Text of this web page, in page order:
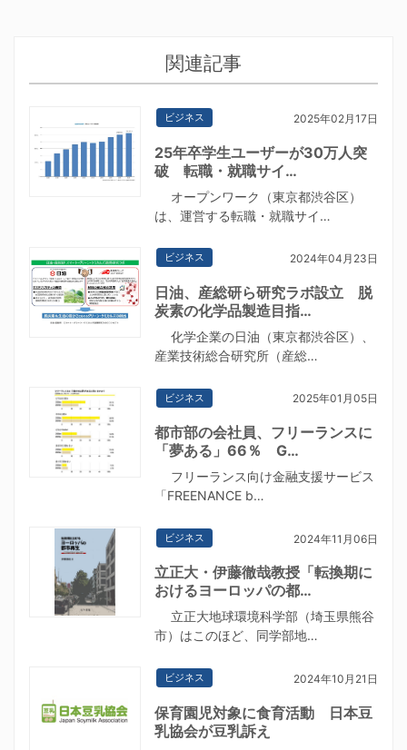
関連記事
ビジネス 2025年02月17日
25年卒学生ユーザーが30万人突
破 転職・就職サイ…
オープンワーク（東京都渋谷区）
は、運営する転職・就職サイ…
ビジネス 2024年04月23日
日油、産総研ら研究ラボ設立 脱
炭素の化学品製造目指…
化学企業の日油（東京都渋谷区）、
産業技術総合研究所（産総…
ビジネス 2025年01月05日
都市部の会社員、フリーランスに
「夢ある」66％ G…
フリーランス向け金融支援サービス
「FREENANCE b…
ビジネス 2024年11月06日
立正大・伊藤徹哉教授「転換期に
おけるヨーロッパの都…
立正大地球環境科学部（埼玉県熊谷
市）はこのほど、同学部地…
ビジネス 2024年10月21日
保育園児対象に食育活動 日本豆
乳協会が豆乳訴え